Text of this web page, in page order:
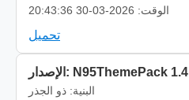
الوقت: 2026-03-30 20:43:36
تحميل
الإصدار: N95ThemePack 1.4
البنية: ذو الجذر